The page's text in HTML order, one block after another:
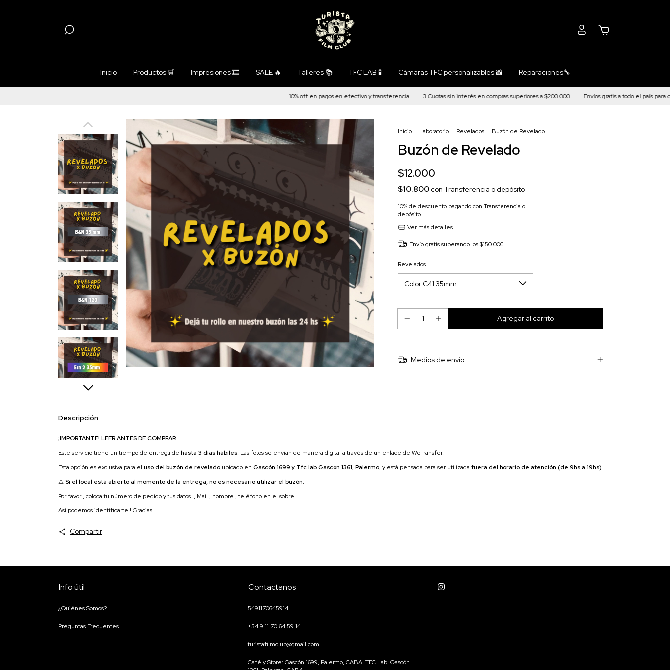
Inicio Productos 🛒 Impresiones 🎞️ SALE 🔥 Talleres 📚 TFC LAB 🧪 Cámaras TFC personalizables 📸 Reparaciones🔧
10% off en pagos en efectivo y transferencia 3 Cuotas sin interés en compras superiores a $200.000 Envíos gratis a todo el país para
Inicio . Laboratorio . Revelados . Buzón de Revelado
Buzón de Revelado
$12.000
$10.800 con Transferencia o depósito
10% de descuento pagando con Transferencia o
depósito
Ver más detalles
Envío gratis superando los$150.000
Revelados
Medios de envío
Descripción
¡IMPORTANTE! LEER ANTES DE COMPRAR
Este servicio tiene un tiempo de entrega de hasta 3 días hábiles. Las fotos se envían de manera digital a través de un enlace de WeTransfer.
Esta opción es exclusiva para el uso del buzón de revelado ubicado en Gascón 1699 y Tfc lab Gascon 1361, Palermo, y está pensada para ser utilizada fuera del horario de atención (de 9hs a 19hs).
⚠️Si el local está abierto al momento de la entrega, no es necesario utilizar el buzón.
Por favor , coloca tu número de pedido y tus datos , Mail , nombre , teléfono en el sobre.
Asi podemos identificarte ! Gracias
Compartir
Info útil
¿Quiénes Somos?
Preguntas Frecuentes
Contactanos
5491170645914
+54 9 11 70 64 59 14
turistafilmclub@gmail.com
Café y Store: Gascón 1699, Palermo, CABA. TFC Lab: Gascón